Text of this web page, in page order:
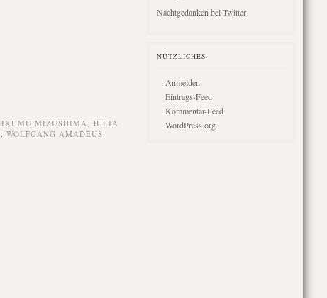
IKUMU MIZUSHIMA, JULIA
, WOLFGANG AMADEUS
Nachtgedanken bei Twitter
NÜTZLICHES
Anmelden
Eintrags-Feed
Kommentar-Feed
WordPress.org